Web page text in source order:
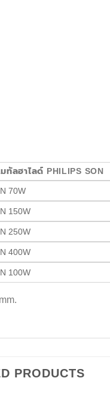
ทัลฮาไลด์ PHILIPS SON
70W
150W
250W
400W
100W
PRODUCTS